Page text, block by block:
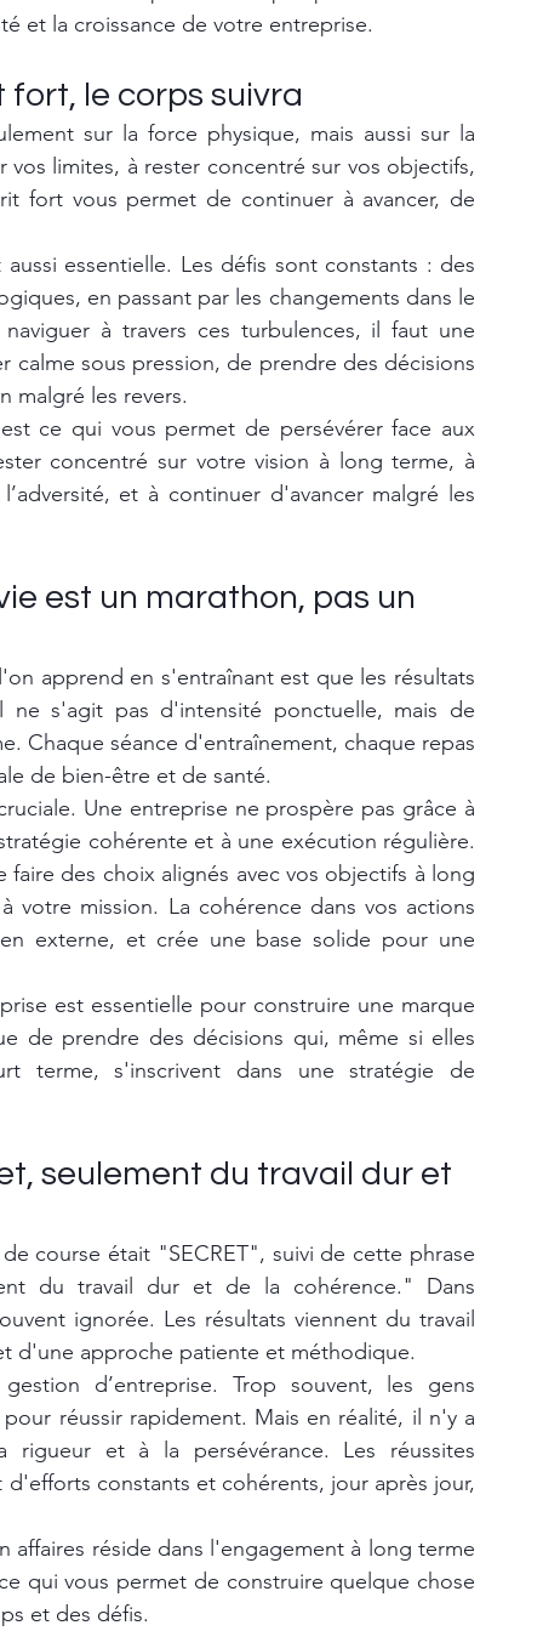
et la croissance de votre entreprise.
fort, le corps suivra
sur la force physique, mais aussi sur la
limites, à rester concentré sur vos objectifs,
fort vous permet de continuer à avancer, de
essentielle. Les défis sont constants : des
en passant par les changements dans le
à travers ces turbulences, il faut une
calme sous pression, de prendre des décisions
malgré les revers.
ce qui vous permet de persévérer face aux
concentré sur votre vision à long terme, à
et à continuer d'avancer malgré les
est un marathon, pas un
apprend en s'entraînant est que les résultats
s'agit pas d'intensité ponctuelle, mais de
Chaque séance d'entraînement, chaque repas
de bien-être et de santé.
Une entreprise ne prospère pas grâce à
cohérente et à une exécution régulière.
des choix alignés avec vos objectifs à long
mission. La cohérence dans vos actions
externe, et crée une base solide pour une
est essentielle pour construire une marque
de prendre des décisions qui, même si elles
terme, s'inscrivent dans une stratégie de
seulement du travail dur et
course était "SECRET", suivi de cette phrase
du travail dur et de la cohérence." Dans
ignorée. Les résultats viennent du travail
d'une approche patiente et méthodique.
d’entreprise. Trop souvent, les gens
réussir rapidement. Mais en réalité, il n'y a
et à la persévérance. Les réussites
constants et cohérents, jour après jour,
réside dans l'engagement à long terme
qui vous permet de construire quelque chose
et des défis.